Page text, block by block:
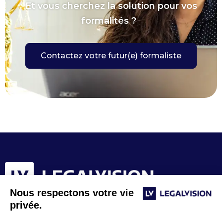
Nous respectons votre vie
privée.
Et vous cherchez la solution pour vos
formalités ?
Contactez votre futur(e) formaliste